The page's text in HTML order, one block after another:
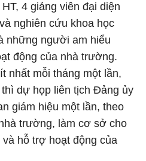
4 giảng viên đại diện
nghiên cứu khoa học
những người am hiểu
động của nhà trường.
nhất mỗi tháng một lần,
dự họp liên tịch Đảng ủy
giám hiệu một lần, theo
trường, làm cơ sở cho
hỗ trợ hoạt động của